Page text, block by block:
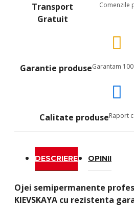
Transport
Gratuit
Comenzile
Garantie produseGarantam
Calitate produseRaport
DESCRIERE OPINII
Ojei semipermanente
KIEVSKAYA cu rezistenta